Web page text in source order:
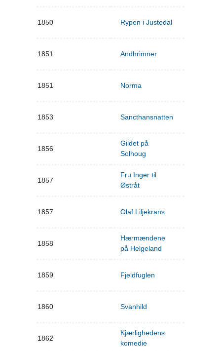
1850 Rypen i Justedal
1851 Andhrimner
1851 Norma
1853 Sancthansnatten
1856
Gildet på
Solhoug
1857
Fru Inger til
Østråt
1857 Olaf Liljekrans
1858
Hærmændene
på Helgeland
1859 Fjeldfuglen
1860 Svanhild
1862
Kjærlighedens
komedie